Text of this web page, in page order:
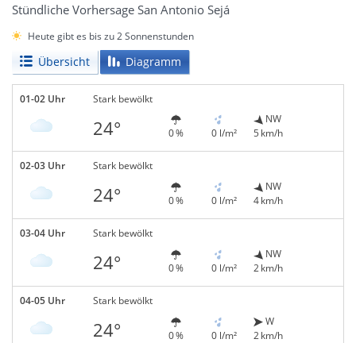
Stündliche Vorhersage San Antonio Sejá
Heute gibt es bis zu 2 Sonnenstunden
Übersicht Diagramm
01-02 Uhr Stark bewölkt
24° 0 % 0 l/m²
NW
5 km/h
02-03 Uhr Stark bewölkt
24° 0 % 0 l/m²
NW
4 km/h
03-04 Uhr Stark bewölkt
24° 0 % 0 l/m²
NW
2 km/h
04-05 Uhr Stark bewölkt
24° 0 % 0 l/m²
W
2 km/h